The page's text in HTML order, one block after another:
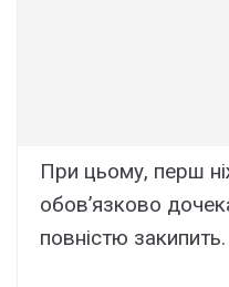
При цьому, перш
обов’язково
повністю закипить.